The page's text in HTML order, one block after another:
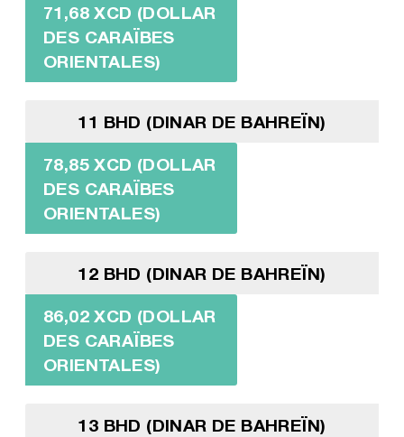
71,68 XCD (DOLLAR
DES CARAÏBES
ORIENTALES)
11 BHD (DINAR DE BAHREÏN)
78,85 XCD (DOLLAR
DES CARAÏBES
ORIENTALES)
12 BHD (DINAR DE BAHREÏN)
86,02 XCD (DOLLAR
DES CARAÏBES
ORIENTALES)
13 BHD (DINAR DE BAHREÏN)